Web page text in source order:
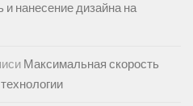
и нанесение дизайна на
Максимальная скорость